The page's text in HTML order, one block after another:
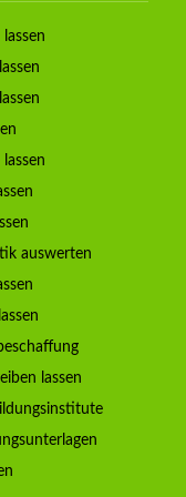
auswerten
lassen